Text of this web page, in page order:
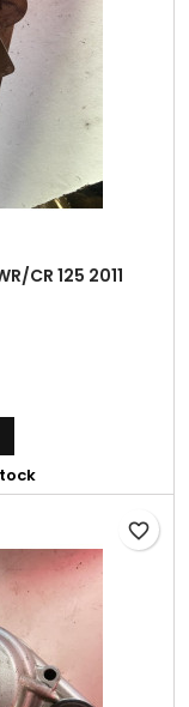
CR 125 2011
favorite_border